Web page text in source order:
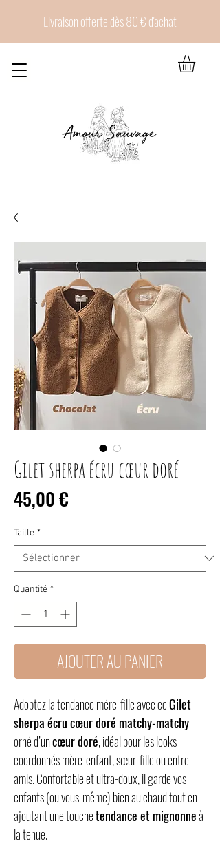
Livraison offerte dès 80 € d'achat
Gilet sherpa écru cœur doré
45,00 €
Taille *
Quantité *
AJOUTER AU PANIER
Adoptez la tendancemére-filleavec ceGilet
sherpa écru cœur doré matchy-matchy
orné d’uncœur doré, idéal pour les looks
coordonnés mère-enfant, sœur-fille ou entre
amis. Confortable et ultra-doux, il garde vos
enfants (ou vous-même) bien au chaud tout en
ajoutant une touchetendance et mignonneà
la tenue.